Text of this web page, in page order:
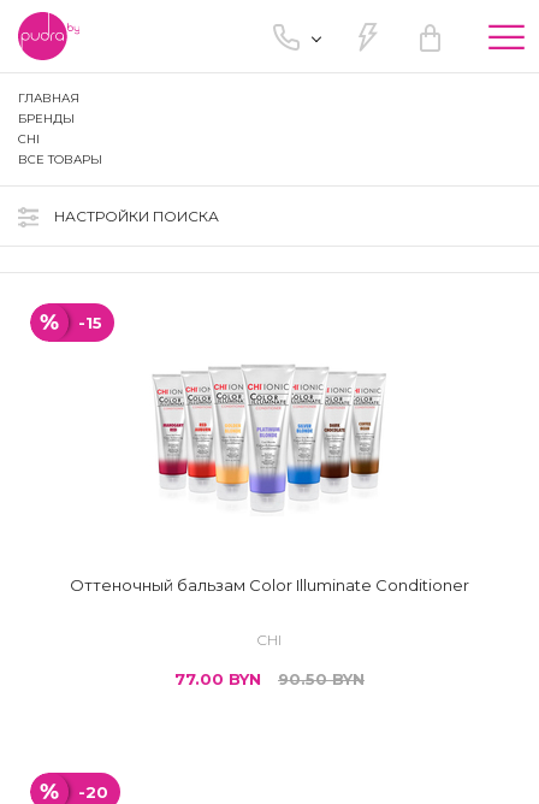
ГЛАВНАЯ
БРЕНДЫ
CHI
ВСЕ ТОВАРЫ
НАСТРОЙКИ ПОИСКА
-15
Оттеночный бальзам Color Illuminate Conditioner
CHI
77.00 BYN 90.50BYN
-20